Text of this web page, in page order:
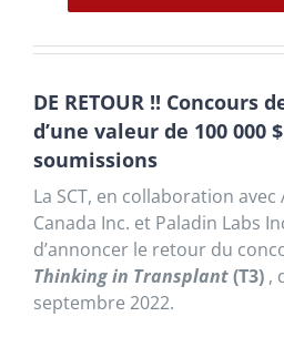
DE RETOUR !! Concours
d’une valeur de 100 000
soumissions
La SCT, en collaboration
Canada Inc. et Paladin Labs
d’annoncer le retour du
Thinking in Transplant(T3),
septembre 2022.